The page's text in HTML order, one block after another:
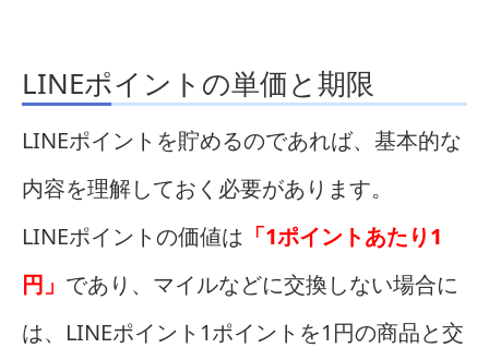
LINEポイントの単価と期限
LINEポイントを貯めるのであれば、基本的な
内容を理解しておく必要があります。
LINEポイントの価値は 「1ポイントあたり1
円」 であり、マイルなどに交換しない場合に
は、LINEポイント1ポイントを1円の商品と交